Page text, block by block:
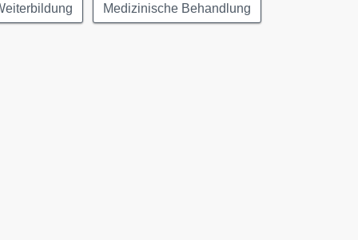
Medizinische Behandlung